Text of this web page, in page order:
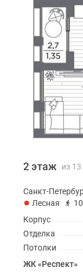
2 этаж из 13
Санкт-
Лесная
Корпус
Отделка
Потолки
ЖК «Респект»